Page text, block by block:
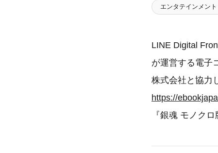
エンタテインメン
LINE Digital
が運営する電子
株式会社と協力
https://
『銀魂 モノク